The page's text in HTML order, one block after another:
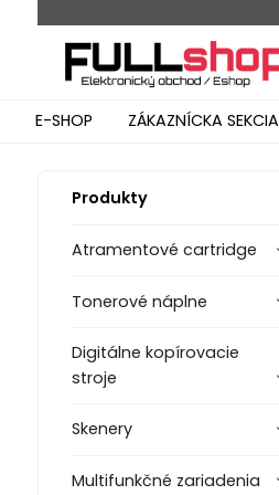
E-SHOP ZÁKAZNÍCKA SEKCIA
Produkty
Atramentové cartridge
Tonerové náplne
Digitálne kopírovacie
stroje
Skenery
Multifunkčné zariadenia